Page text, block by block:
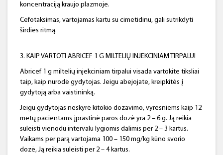
koncentraciją kraujo plazmoje.
Cefotaksimas, vartojamas kartu su cimetidinu, gali sutrikdyti
širdies ritmą.
3. KAIP VARTOTI ABRICEF 1 G MILTELIŲ INJEKCINIAM TIRPALUI
Abricef 1 g miltelių injekciniam tirpalui visada vartokite tiksliai
taip, kaip nurodė gydytojas. Jeigu abejojate, kreipkitės į
gydytoją arba vaistininką.
Jeigu gydytojas neskyrė kitokio dozavimo, vyresniems kaip 12
metų pacientams įprastinė paros dozė yra 2 – 6 g. Ją reikia
suleisti vienodu intervalu lygiomis dalimis per 2 – 3 kartus.
Vaikams per parą vartojama 100 – 150 mg/kg kūno svorio
dozė, Ją reikia suleisti per 2 – 4 kartus.